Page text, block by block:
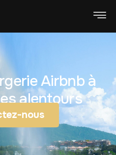
Airbnb à
alentours
nous